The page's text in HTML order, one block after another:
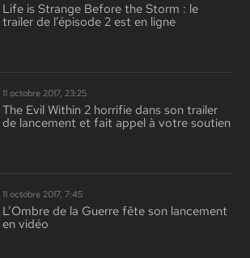
Life is Strange Before the Storm : le
trailer de l’épisode 2 est en ligne
11 octobre 2017, 23:25
The Evil Within 2 horrifie dans son trailer
de lancement et fait appel à votre soutien
11 octobre 2017, 7:45
L’Ombre de la Guerre fête son lancement
en vidéo